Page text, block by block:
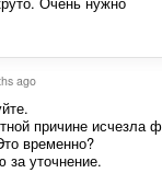
a
:
ago
причине исчезла
временно?
за уточнение.